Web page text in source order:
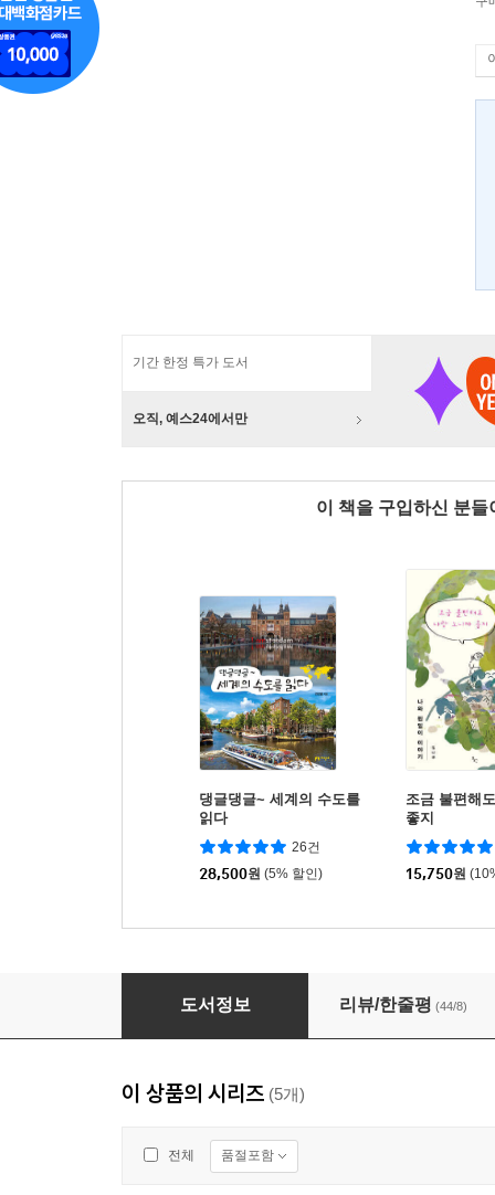
기간 한정 특가 도서
오직, 예스24에서만
이 책을 구입하신 분
댕글댕글~ 세계의 수도를
읽다
26건
28,500원 (5% 할인)
조금 불편해
좋지
15,750원
마조 앤 새디 1
도서정보 리뷰/한줄평 (44/8)
이 상품의 시리즈 (5개)
전체 품절포함